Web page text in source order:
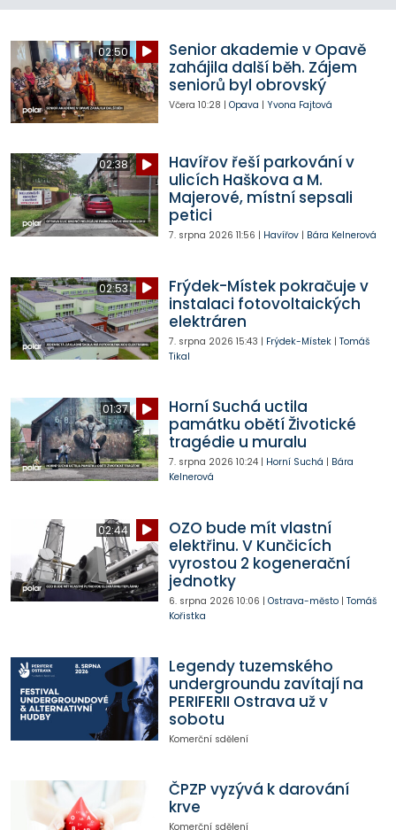
02:50
Senior akademie v Opavě
zahájila další běh. Zájem
seniorů byl obrovský
Včera 10:28 | Opava | Yvona Fajtová
02:38
Havířov řeší parkování v
ulicích Haškova a M.
Majerové, místní sepsali
petici
7. srpna 2026 11:56 | Havířov| Bára Kelnerová
02:53
Frýdek-Místek pokračuje v
instalaci fotovoltaických
elektráren
7. srpna 2026 15:43 | Frýdek-Místek| Tomáš
Tikal
01:37
Horní Suchá uctila
památku obětí Životické
tragédie u muralu
7. srpna 2026 10:24| Horní Suchá | Bára
Kelnerová
02:44
OZO bude mít vlastní
elektřinu. V Kunčicích
vyrostou 2 kogenerační
jednotky
6. srpna 2026 10:06 | Ostrava-město| Tomáš
Kořistka
Legendy tuzemského
undergroundu zavítají na
PERIFERII Ostrava už v
sobotu
Komerční sdělení
ČPZP vyzývá k darování
krve
Komerční sdělení